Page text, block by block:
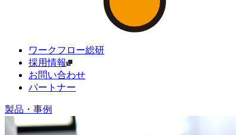
ワークフロー総研
採用情報
お問い合わせ
パートナー
製品・事例